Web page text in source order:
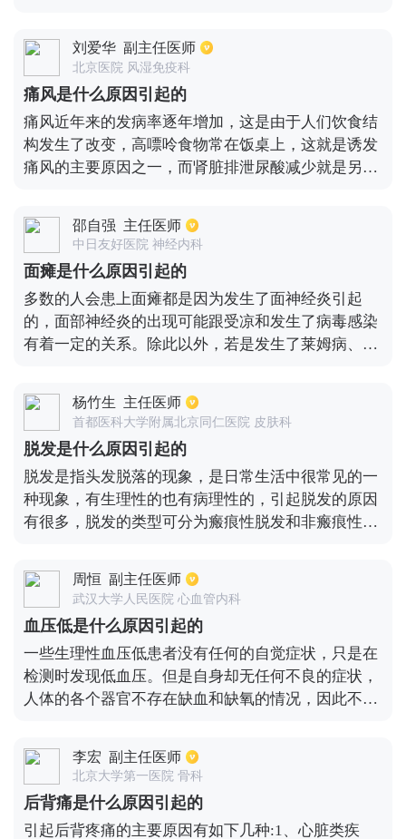
浮肿的程度，首先要看眼睑周围的组织是否出现疏松
的情况，一般面部浮肿最先表现为眼睑部位的浮肿。
而如果面部浮肿进一步严重的话，那患者最好是尽早
到医院进行相关检查，明确引起脸肿的具体病因，之
后再进行对症治疗，减轻脸肿的现象。
刘爱华 副主任医师
北京医院 风湿免疫科
痛风是什么原因引起的
痛风近年来的发病率逐年增加，这是由于人们饮食结
构发生了改变，高嘌呤食物常在饭桌上，这就是诱发
痛风的主要原因之一，而肾脏排泄尿酸减少就是另一
天性多囊肾都会使嘌呤代谢过程出现异常，这就会导
致尿酸在体内堆积。各种肾病以及其他引起肾功能出
现异常的疾病都有可能导致高尿酸血症，如免疫系统
疾病、糖尿病、药物性肾脏疾病、高血压等。总的来
说，当人过度运动、受冷或一次性摄入大量高嘌呤食
品时，容易使尿酸聚集在某些关节处，就可能会引发
痛风。
邵自强 主任医师
中日友好医院 神经内科
面瘫是什么原因引起的
多数的人会患上面瘫都是因为发生了面神经炎引起
的，面部神经炎的出现可能跟受凉和发生了病毒感染
有着一定的关系。除此以外，若是发生了莱姆病、格
冷刺激的话，也会导致面瘫此种情况出现。在导致面
瘫的诸多因素之中，一般由于面部神经炎导致的面
瘫，恢复是最好的，多数的病人经过合理治疗后都可
能会完全恢复。但由于其他原因而引起的面瘫，则可
能会出现恢复不完全的情况。
杨竹生 主任医师
首都医科大学附属北京同仁医院 皮肤科
脱发是什么原因引起的
脱发是指头发脱落的现象，是日常生活中很常见的一
种现象，有生理性的也有病理性的，引起脱发的原因
有很多，脱发的类型可分为瘢痕性脱发和非瘢痕性脱
的，瘢痕的地方头发是不能再生长；非瘢痕性脱发是
自身免疫性疾病、遗传因素及精神神经因素引起的，
例如斑秃。
周恒 副主任医师
武汉大学人民医院 心血管内科
血压低是什么原因引起的
一些生理性血压低患者没有任何的自觉症状，只是在
检测时发现低血压。但是自身却无任何不良的症状，
人体的各个器官不存在缺血和缺氧的情况，因此不会
的身体影响是非常大的。出现大出血、心肌梗死、严
重创伤、感染都会引起血压急剧降低，对患者的生命
会造成威胁。也有很多高血压患者会出现血压低的情
况，血压波动比较大，忽高忽低对身体的影响是非常
大的，因此要查找出基础疾病。同时跟心理状态以及
李宏 副主任医师
北京大学第一医院 骨科
后背痛是什么原因引起的
引起后背疼痛的主要原因有如下几种:1、心脏类疾